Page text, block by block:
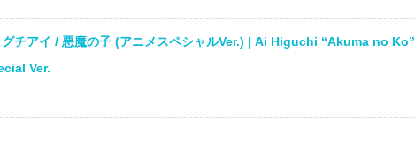
グチアイ / 悪魔の子 (アニメスペシャルVer.) | Ai Higuchi “Akuma no Ko”
Ver.